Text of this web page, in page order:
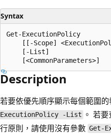
Syntax
Get-ExecutionPolicy
[[-Scope]
    [-List]
Description
若要依優先順序顯示每個範圍
ExecutionPolicy -List 。 若
行原則，請使用沒有參數 Get-